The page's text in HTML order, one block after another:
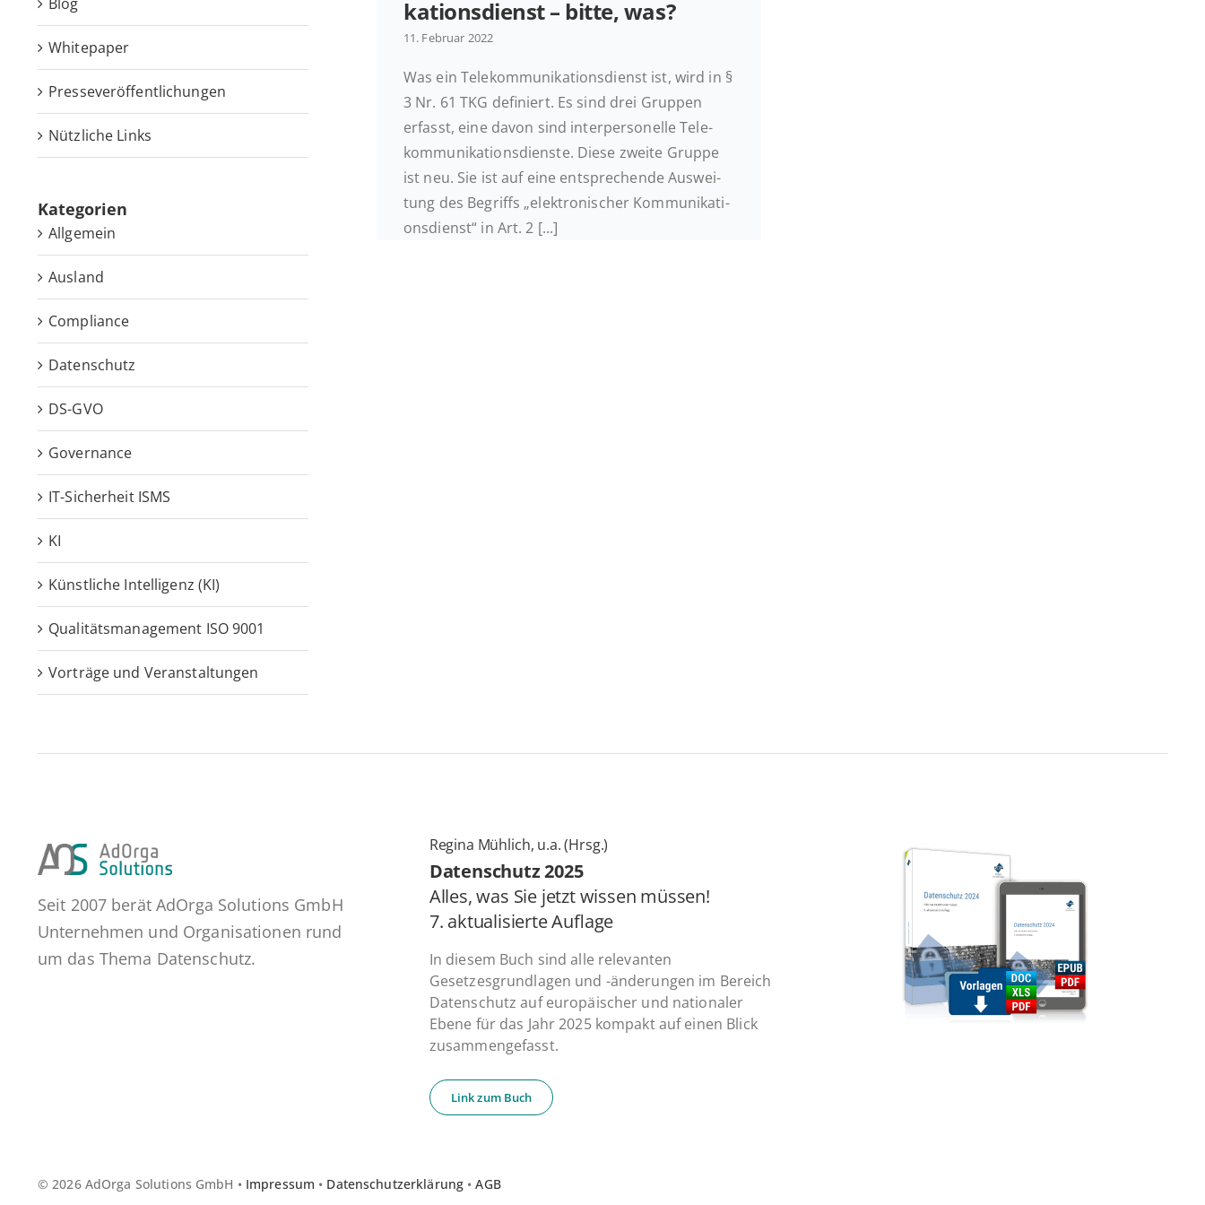
ka­ti­ons­dienst – bitte, was?
11. Februar 2022
Was ein Te­le­kom­mu­ni­ka­ti­ons­dienst ist, wird in §
3 Nr. 61 TKG de­fi­niert. Es sind drei Gruppen
erfasst, eine davon sind in­ter­per­so­nel­le Te­le­
kom­mu­ni­ka­ti­ons­diens­te. Diese zweite Gruppe
ist neu. Sie ist auf eine ent­spre­chen­de Aus­wei­
tung des Be­griffs „elek­tro­ni­scher Kom­mu­ni­ka­ti­
ons­dienst“ in Art. 2 [...]
White­pa­per
Pres­se­ver­öf­fent­li­chun­gen
Nütz­li­che Links
Ka­te­go­rien
Allgemein
Ausland
Compliance
Datenschutz
DS-GVO
Governance
IT-Sicherheit ISMS
KI
Künstliche Intelligenz (KI)
Qualitätsmanagement ISO 9001
Vorträge und Veranstaltungen
Seit 2007 berät AdOrga Solutions GmbH
Unternehmen und Organisationen rund
um das Thema Datenschutz.
Regina Mühlich, u.a. (Hrsg.)
Daten­schutz 2025
Alles, was Sie jetzt wissen müssen!
7. ak­tua­li­sier­te Auflage
In diesem Buch sind alle relevanten
Gesetzesgrundlagen und -änderungen im Bereich
Datenschutz auf europäischer und nationaler
Ebene für das Jahr 2025 kompakt auf einen Blick
zusammengefasst.
Link zum Buch
© 2026 AdOrga Solutions GmbH • Impressum • Datenschutzerklärung •AGB